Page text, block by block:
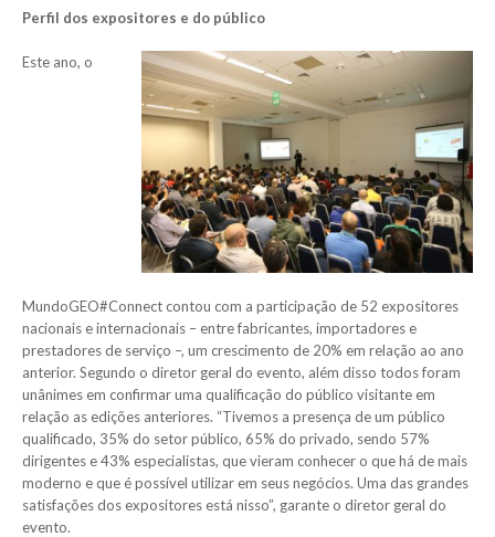
Perfil dos expositores e do público
Este ano, o
MundoGEO#Connect contou com a participação de 52 expositores
nacionais e internacionais – entre fabricantes, importadores e
prestadores de serviço –, um crescimento de 20% em relação ao ano
anterior. Segundo o diretor geral do evento, além disso todos foram
unânimes em confirmar uma qualificação do público visitante em
relação as edições anteriores. “Tivemos a presença de um público
qualificado, 35% do setor público, 65% do privado, sendo 57%
dirigentes e 43% especialistas, que vieram conhecer o que há de mais
moderno e que é possível utilizar em seus negócios. Uma das grandes
satisfações dos expositores está nisso”, garante o diretor geral do
evento.